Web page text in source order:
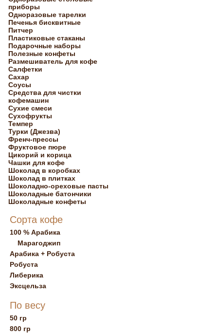
приборы
Одноразовые тарелки
Печенья бисквитные
Питчер
Пластиковые стаканы
Подарочные наборы
Полезные конфеты
Размешиватель для кофе
Салфетки
Сахар
Соусы
Средства для чистки
кофемашин
Сухие смеси
Сухофрукты
Темпер
Турки (Джезва)
Френч-прессы
Фруктовое пюре
Цикорий и корица
Чашки для кофе
Шоколад в коробках
Шоколад в плитках
Шоколадно-ореховые пасты
Шоколадные батончики
Шоколадные конфеты
Сорта кофе
100 % Арабика
Марагоджип
Арабика + Робуста
Робуста
Либерика
Эксцельза
По весу
50 гр
800 гр